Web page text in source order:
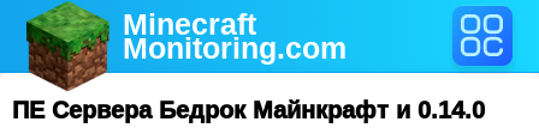
Minecraft
Monitoring.com
ПЕ Сервера Бедрок Майнкрафт и 0.14.0